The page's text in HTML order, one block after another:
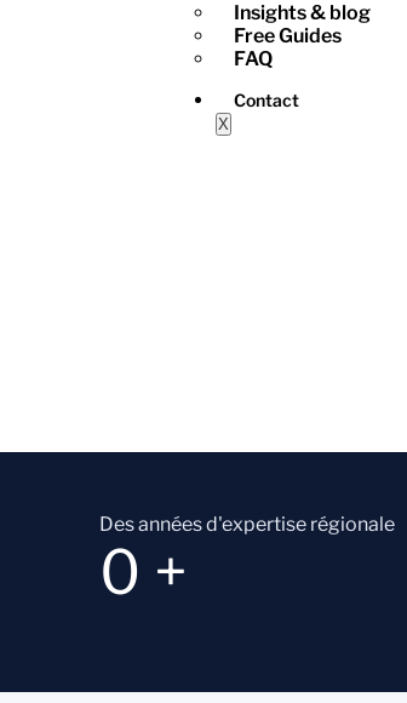
Insights & blog
Free Guides
FAQ
Contact
X
Des années d'expertise régionale
0 +